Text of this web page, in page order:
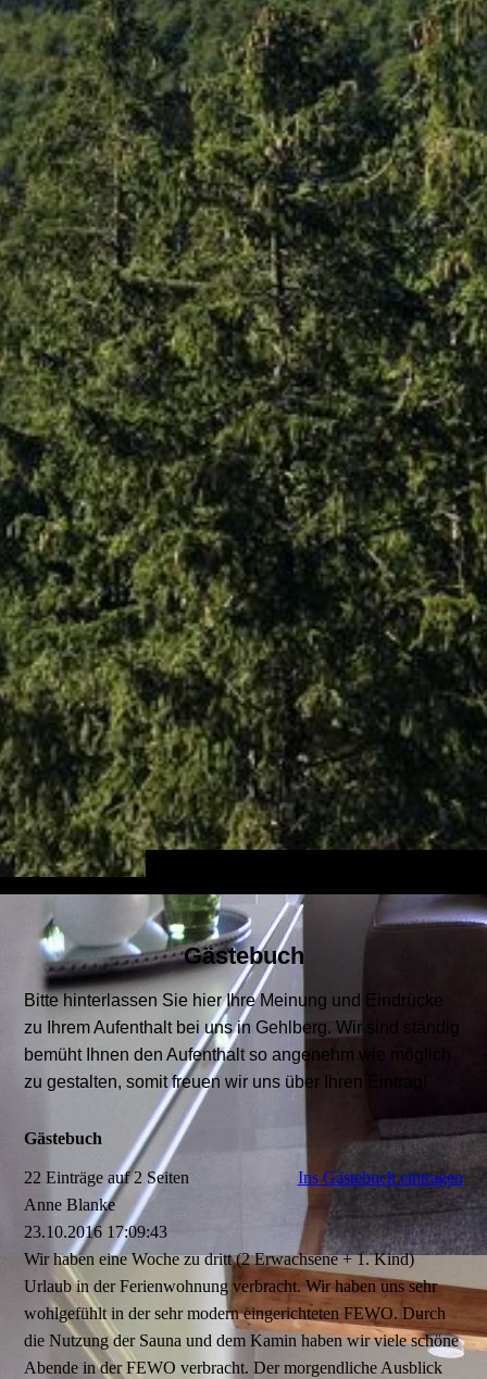
Gästebuch
Bitte hinterlassen Sie hier Ihre Meinung und Eindrücke
zu Ihrem Aufenthalt bei uns in Gehlberg. Wir sind ständig
bemüht Ihnen den Aufenthalt so angenehm wie möglich
zu gestalten, somit freuen wir uns über Ihren Eintrag!
Gästebuch
22 Einträge auf 2 Seiten
Ins Gästebuch eintragen
Anne Blanke
23.10.2016 17:09:43
Wir haben eine Woche zu dritt (2 Erwachsene + 1. Kind)
Urlaub in der Ferienwohnung verbracht. Wir haben uns sehr
wohlgefühlt in der sehr modern eingerichteten FEWO. Durch
die Nutzung der Sauna und dem Kamin haben wir viele schöne
Abende in der FEWO verbracht. Der morgendliche Ausblick